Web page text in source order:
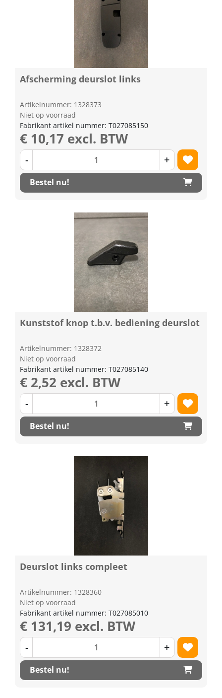
Afscherming deurslot links
Artikelnummer: 1328373
Niet op voorraad
Fabrikant artikel nummer: T027085150
€ 10,17 excl. BTW
- +
Bestel nu!
Kunststof knop t.b.v. bediening deurslot
Artikelnummer: 1328372
Niet op voorraad
Fabrikant artikel nummer: T027085140
€ 2,52 excl. BTW
- +
Bestel nu!
Deurslot links compleet
Artikelnummer: 1328360
Niet op voorraad
Fabrikant artikel nummer: T027085010
€ 131,19 excl. BTW
- +
Bestel nu!